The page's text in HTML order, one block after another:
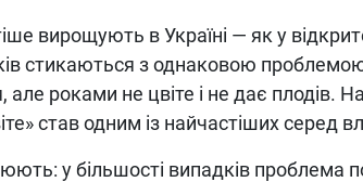
вирощують в Україні — як у
стикаються з однаковою
але роками не цвіте і не дає плодів.
став одним із найчастіших серед
у більшості випадків проблема